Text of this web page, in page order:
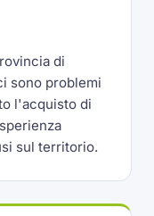
di
sono problemi
l'acquisto di
sul territorio.